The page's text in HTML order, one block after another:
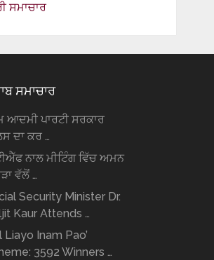
ਸਮਾਚਾਰ
ਸਮਾਚਾਰ
ਪਾਰਟੀ ਸਰਕਾਰ
ਦਾ ਕਰ …
ਨਾਲ ਮੀਟਿੰਗ ਵਿੱਚ ਅਮਨ
ਵੱਲੋਂ …
Security Minister Dr.
Kaur Attends …
Liayo Inam Pao’
3592 Winners …